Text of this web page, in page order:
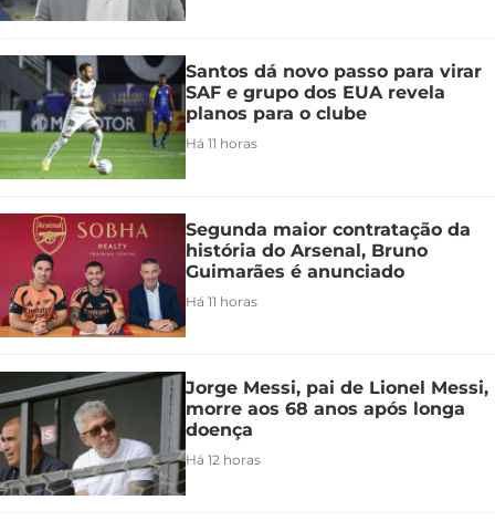
Santos dá novo passo para virar
SAF e grupo dos EUA revela
planos para o clube
Há 11 horas
Segunda maior contratação da
história do Arsenal, Bruno
Guimarães é anunciado
Há 11 horas
Jorge Messi, pai de Lionel Messi,
morre aos 68 anos após longa
doença
Há 12 horas